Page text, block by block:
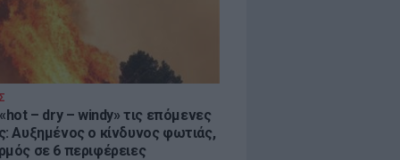
– dry – windy» τις επόμενες
Αυξημένος ο κίνδυνος φωτιάς,
σε 6 περιφέρειες